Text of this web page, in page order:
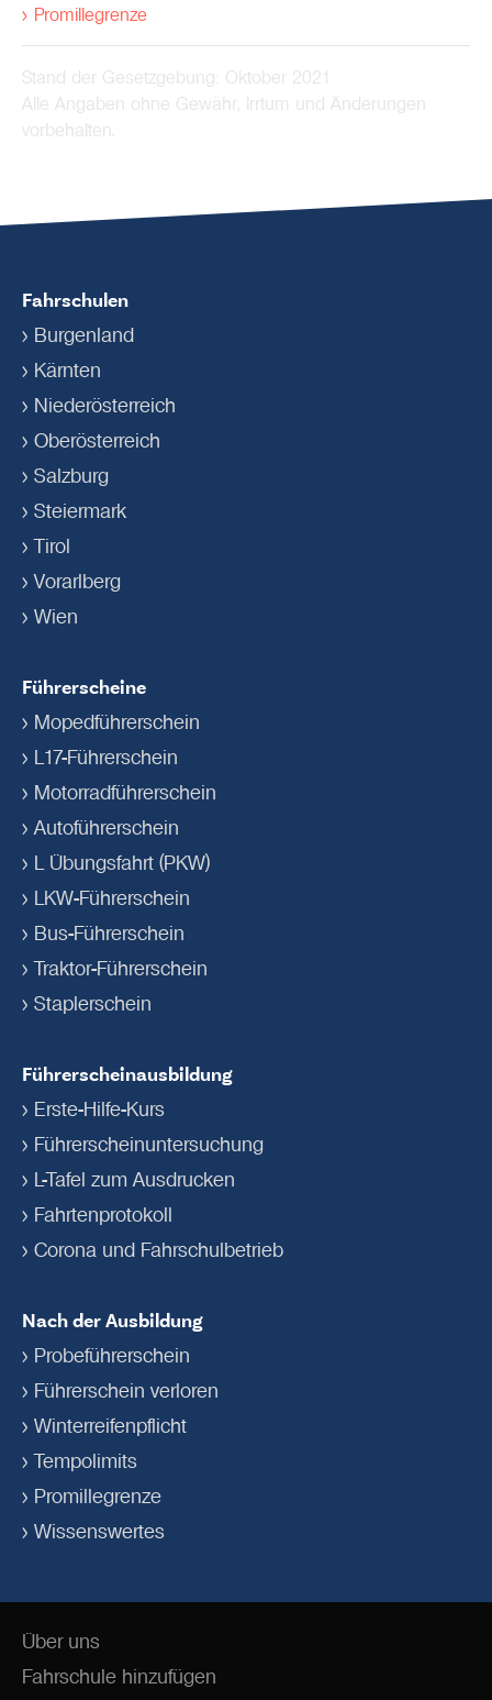
Promillegrenze
Stand der Gesetzgebung: Oktober 2021
Alle Angaben ohne Gewähr, Irrtum und Änderungen
vorbehalten.
Fahrschulen
Burgenland
Kärnten
Niederösterreich
Oberösterreich
Salzburg
Steiermark
Tirol
Vorarlberg
Wien
Führerscheine
Mopedführerschein
L17-Führerschein
Motorradführerschein
Autoführerschein
L Übungsfahrt (PKW)
LKW-Führerschein
Bus-Führerschein
Traktor-Führerschein
Staplerschein
Führerscheinausbildung
Erste-Hilfe-Kurs
Führerschein­untersuchung
L-Tafel zum Ausdrucken
Fahrtenprotokoll
Corona und Fahrschulbetrieb
Nach der Ausbildung
Probeführerschein
Führerschein verloren
Winterreifenpflicht
Tempolimits
Promillegrenze
Wissenswertes
Über uns
Fahrschule hinzufügen